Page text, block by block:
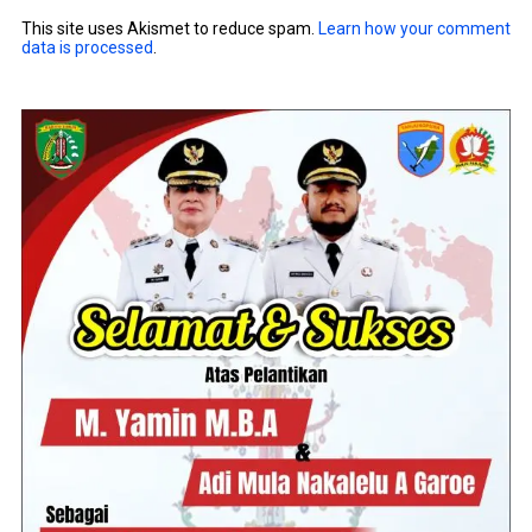
This site uses Akismet to reduce spam. Learn how your comment
data is processed